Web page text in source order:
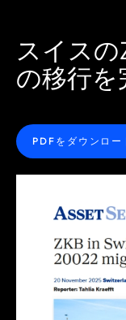
スイスの
の移行を
PDFをダウンロー